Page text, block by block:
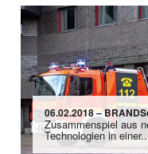
06.02.2018 –
Zusammenspiel aus
Technologien in